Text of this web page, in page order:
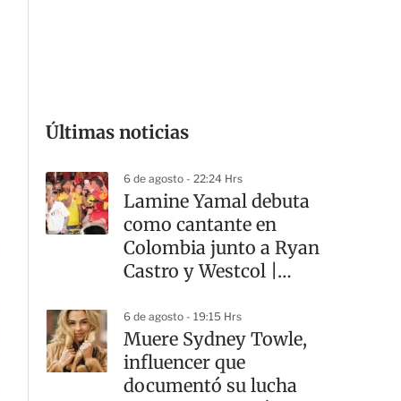
Últimas noticias
6 de agosto - 22:24 Hrs
Lamine Yamal debuta
como cantante en
Colombia junto a Ryan
Castro y Westcol |
6 de agosto - 19:15 Hrs
Muere Sydney Towle,
influencer que
documentó su lucha